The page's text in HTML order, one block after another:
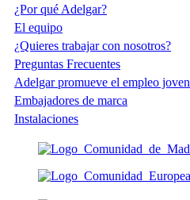
¿Por qué Adelgar?
El equipo
¿Quieres trabajar con nosotros?
Preguntas Frecuentes
Adelgar promueve el empleo joven
Embajadores de marca
Instalaciones